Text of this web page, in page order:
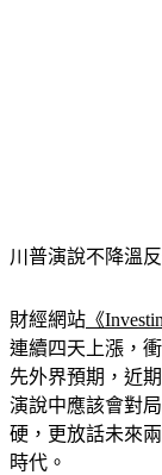
連續四天上漲，
先外界預期，近
演說中應該會對
硬，更放話未來
時代。